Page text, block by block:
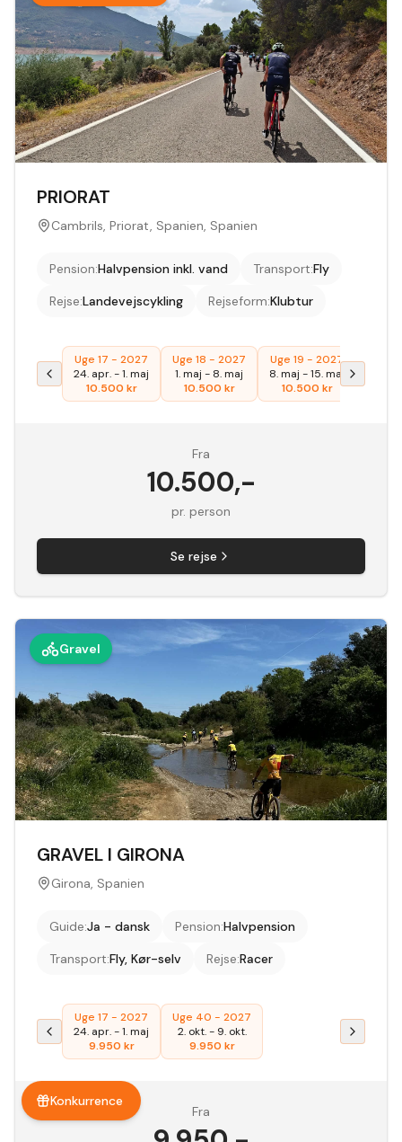
PRIORAT
Cambrils, Priorat, Spanien, Spanien
Pension:Halvpension inkl. vand Transport:Fly
Rejse:Landevejscykling Rejseform:Klubtur
Uge 17 - 2027
24. apr.-1. maj
10.500 kr
Uge 18 - 2027
1. maj - 8. maj
10.500 kr
Uge 19 - 2027
8. maj -15. maj
10.500 kr
Fra
10.500,-
pr. person
Se rejse
Gravel
GRAVEL I GIRONA
Girona, Spanien
Guide:Ja - dansk Pension:Halvpension
Transport:Fly, Kør-selv Rejse:Racer
Uge 17 - 2027
24. apr.-1. maj
9.950 kr
Uge 40 - 2027
2. okt.- 9. okt.
9.950 kr
Fra
Konkurrence